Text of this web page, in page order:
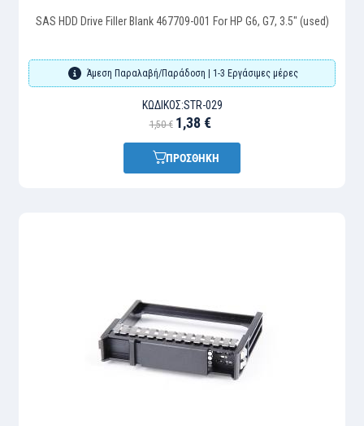
SAS HDD Drive Filler Blank 467709-001 For HP G6, G7, 3.5" (used)
Άμεση Παραλαβή/Παράδοση | 1-3 Εργάσιμες μέρες
ΚΩΔΙΚΌΣ:STR-029
1,50 € 1,38 €
ΠΡΟΣΘΗΚΗ